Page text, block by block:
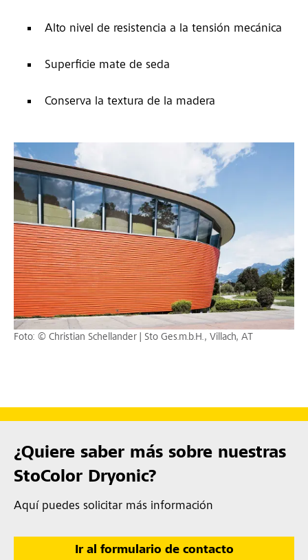
Alto nivel de resistencia a la tensión mecánica
Superficie mate de seda
Conserva la textura de la madera
Foto: © Christian Schellander | Sto Ges.m.b.H., Villach, AT
¿Quiere saber más sobre nuestras
StoColor Dryonic?
Aquí puedes solicitar más información
Ir al formulario de contacto